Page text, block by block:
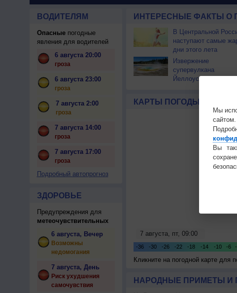
ВОДИТЕЛЯМ
Опасныепогодные
явления для водителей
6 августа 20:00
гроза
6 августа 23:00
гроза
7 августа 2:00
гроза
7 августа 14:00
гроза
7 августа 17:00
гроза
Подробный автопрогноз
ЗДОРОВЬЕ
Предупреждения для
метеочувствительных
6 августа, Вечер
Возможны
недомогания
7 августа, День
Риск ухудшения
самочувствия
ИНТЕРЕСНЫЕ ФАКТЫ О
В Центральной
наступают самые
дни этого лета
Извержение
супервулкана
Йеллоустоун не
КАРТЫ ПОГОДЫ
Кликните на погодной карте для
НАРОДНЫЕ ПРИМЕТЫ И
Мы
Вы